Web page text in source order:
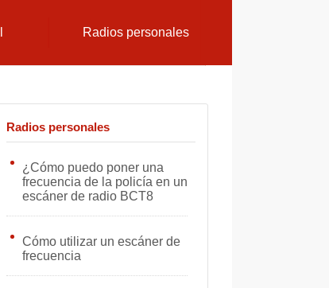
Radios personales
Radios personales
¿Cómo puedo poner una
frecuencia de la policía en un
escáner de radio BCT8
Cómo utilizar un escáner de
frecuencia